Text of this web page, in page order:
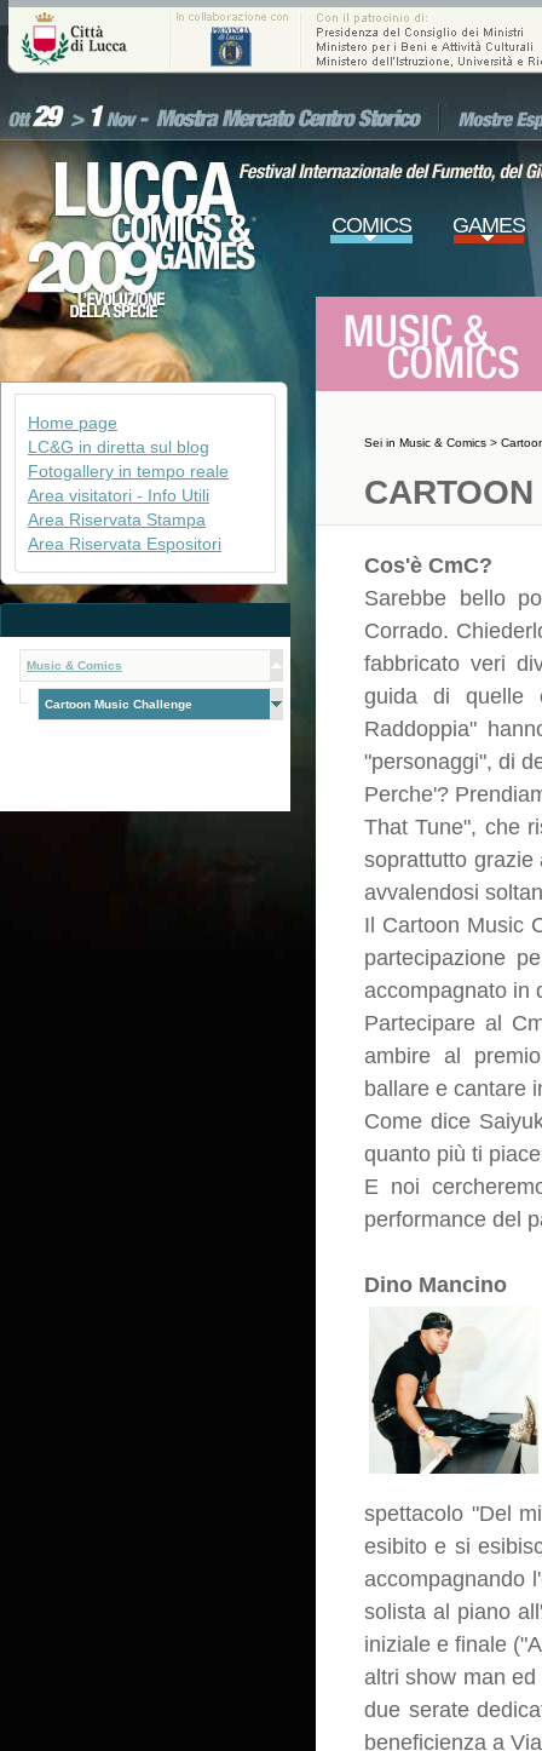
COMICS GAMES
Home page
LC&G in diretta sul blog
Fotogallery in tempo reale
Area visitatori - Info Utili
Area Riservata Stampa
Area Riservata Espositori
Music & Comics
Cartoon Music Challenge
Sei in Music & Comics >
Cos'è CmC?
Sarebbe bello
Corrado.
fabbricato veri
guida di quelle
Raddoppia"
"personaggi", di
Perche'?
That Tune", che
soprattutto
avvalendosi
Il Cartoon Music
partecipazione
accompagnato in
Partecipare al
ambire al
ballare e cantare
Come dice
quanto più ti
E noi
performance del
Dino Mancino
spettacolo "Del
esibito e si
accompagnando
solista al piano
iniziale e finale
altri show man
due serate
beneficienza a